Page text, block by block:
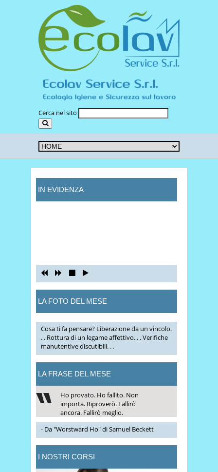
Cerca nel sito
IN EVIDENZA
LA FOTO DEL MESE
Cosa ti fa pensare? Liberazione da un vincolo.
. . Rottura di un legame affettivo. . . Verifiche
manutentive discutibili. . .
LA FRASE DEL MESE
Ho provato. Ho fallito. Non
importa. Riproverò. Fallirò
ancora. Fallirò meglio.
- Da "Worstward Ho" di Samuel Beckett
I NOSTRI CORSI